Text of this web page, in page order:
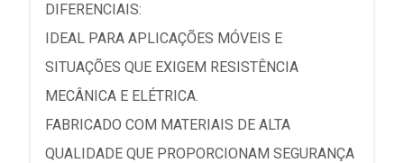
DIFERENCIAIS:
IDEAL PARA APLICAÇÕES MÓVEIS E
SITUAÇÕES QUE EXIGEM RESISTÊNCIA
MECÂNICA E ELÉTRICA.
FABRICADO COM MATERIAIS DE ALTA
QUALIDADE QUE PROPORCIONAM SEGURANÇA